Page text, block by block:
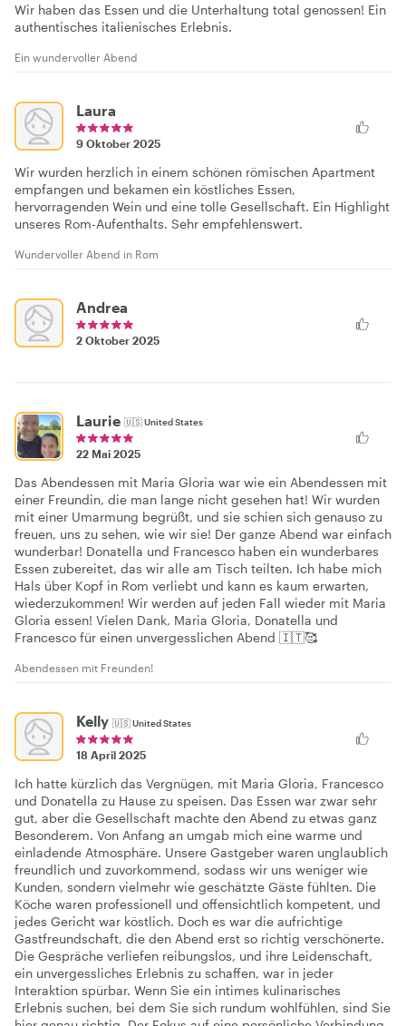
Wir haben das Essen und die Unterhaltung total genossen! Ein
authentisches italienisches Erlebnis.
Ein wundervoller Abend
Laura
9 Oktober 2025
Wir wurden herzlich in einem schönen römischen Apartment
empfangen und bekamen ein köstliches Essen,
hervorragenden Wein und eine tolle Gesellschaft. Ein Highlight
unseres Rom-Aufenthalts. Sehr empfehlenswert.
Wundervoller Abend in Rom
Andrea
2 Oktober 2025
Laurie 🇺🇸United States
22 Mai 2025
Das Abendessen mit Maria Gloria war wie ein Abendessen mit
einer Freundin, die man lange nicht gesehen hat! Wir wurden
mit einer Umarmung begrüßt, und sie schien sich genauso zu
freuen, uns zu sehen, wie wir sie! Der ganze Abend war einfach
wunderbar! Donatella und Francesco haben ein wunderbares
Essen zubereitet, das wir alle am Tisch teilten. Ich habe mich
Hals über Kopf in Rom verliebt und kann es kaum erwarten,
wiederzukommen! Wir werden auf jeden Fall wieder mit Maria
Gloria essen! Vielen Dank, Maria Gloria, Donatella und
Francesco für einen unvergesslichen Abend 🇮🇹🥰
Abendessen mit Freunden!
Kelly 🇺🇸United States
18 April 2025
Ich hatte kürzlich das Vergnügen, mit Maria Gloria, Francesco
und Donatella zu Hause zu speisen. Das Essen war zwar sehr
gut, aber die Gesellschaft machte den Abend zu etwas ganz
Besonderem. Von Anfang an umgab mich eine warme und
einladende Atmosphäre. Unsere Gastgeber waren unglaublich
freundlich und zuvorkommend, sodass wir uns weniger wie
Kunden, sondern vielmehr wie geschätzte Gäste fühlten. Die
Köche waren professionell und offensichtlich kompetent, und
jedes Gericht war köstlich. Doch es war die aufrichtige
Gastfreundschaft, die den Abend erst so richtig verschönerte.
Die Gespräche verliefen reibungslos, und ihre Leidenschaft,
ein unvergessliches Erlebnis zu schaffen, war in jeder
Interaktion spürbar. Wenn Sie ein intimes kulinarisches
Erlebnis suchen, bei dem Sie sich rundum wohlfühlen, sind Sie